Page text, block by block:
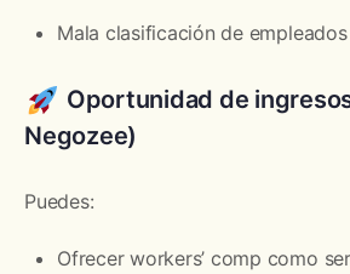
Mala clasificación de empleados
Oportunidad de
Negozee)
Puedes:
Ofrecer workers’ comp como